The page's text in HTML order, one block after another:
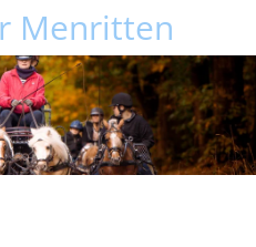
Menritten